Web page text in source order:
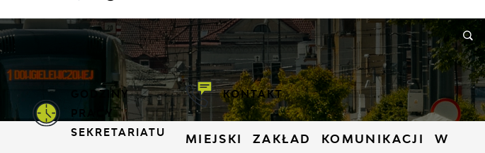
NASZA OFERTA INFORMACJE WNIOSKI I REKLAMACJE KONTAKT
GODZINY
PRACY
SEKRETARIATU
KONTAKT
MIEJSKI ZAKŁAD KOMUNIKACJI W